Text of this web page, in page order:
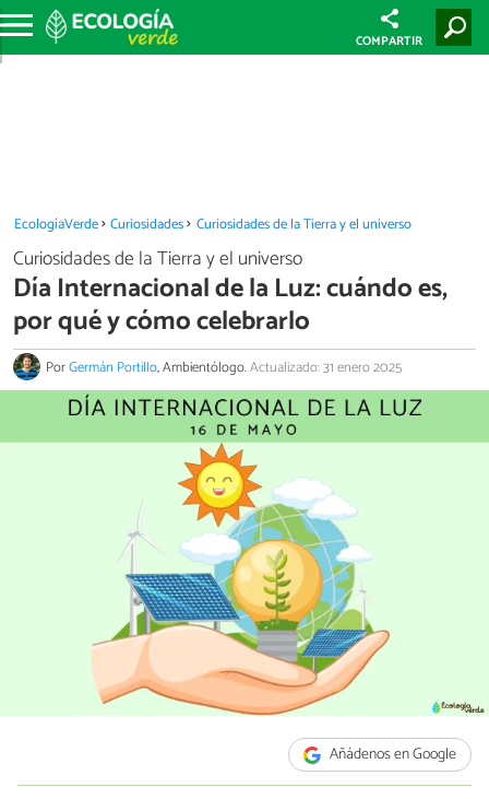
COMPARTIR
EcologíaVerde Curiosidades Curiosidades de la Tierra y el universo
Curiosidades de la Tierra y el universo
Día Internacional de la Luz: cuándo es,
por qué y cómo celebrarlo
PorGermán Portillo, Ambientólogo.Actualizado: 31 enero 2025
Añádenos en Google